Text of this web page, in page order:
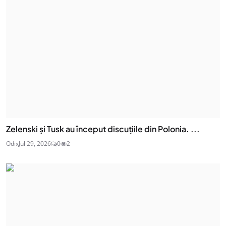
Zelenski și Tusk au început discuțiile din Polonia. ...
OdixJul 29, 2026 0 2